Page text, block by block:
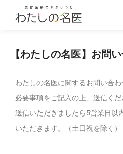
【わたしの名医】お問
わたしの名医に関するお問い合わ
必要事項をご記入の上、送信くだ
送信いただきましたら5営業日以
いただきます。（土日祝を除く）